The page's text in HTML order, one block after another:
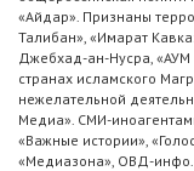
«Айдар». Признаны
Талибан», «Имарат
Джебхад-ан-Нусра, «АУМ
странах исламского
нежелательной
Медиа». СМИ-
«Важные истории»,
«Медиазона», ОВД-